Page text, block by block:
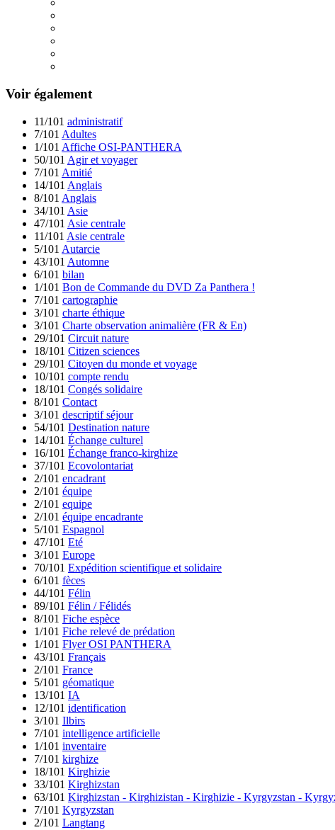
Voir également
11/101 administratif
7/101 Adultes
1/101 Affiche OSI-PANTHERA
50/101 Agir et voyager
7/101 Amitié
14/101 Anglais
8/101 Anglais
34/101 Asie
47/101 Asie centrale
11/101 Asie centrale
5/101 Autarcie
43/101 Automne
6/101 bilan
1/101 Bon de Commande du DVD Za Panthera !
7/101 cartographie
3/101 charte éthique
3/101 Charte observation animalière (FR & En)
29/101 Circuit nature
18/101 Citizen sciences
29/101 Citoyen du monde et voyage
10/101 compte rendu
18/101 Congés solidaire
8/101 Contact
3/101 descriptif séjour
54/101 Destination nature
14/101 Échange culturel
16/101 Échange franco-kirghize
37/101 Ecovolontariat
2/101 encadrant
2/101 équipe
2/101 equipe
2/101 équipe encadrante
5/101 Espagnol
47/101 Eté
3/101 Europe
70/101 Expédition scientifique et solidaire
6/101 fèces
44/101 Félin
89/101 Félin / Félidés
8/101 Fiche espèce
1/101 Fiche relevé de prédation
1/101 Flyer OSI PANTHERA
43/101 Français
2/101 France
5/101 géomatique
13/101 IA
12/101 identification
3/101 Ilbirs
7/101 intelligence artificielle
1/101 inventaire
7/101 kirghize
18/101 Kirghizie
33/101 Kirghizstan
63/101 Kirghizstan - Kirghizistan - Kirghizie - Kyrgyzstan -
7/101 Kyrgyzstan
2/101 Langtang